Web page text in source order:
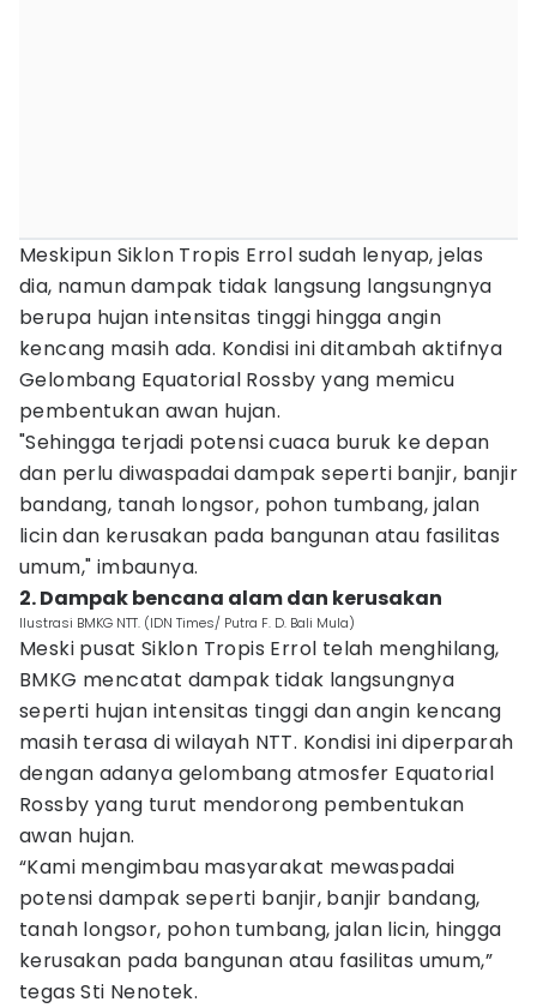
Meskipun Siklon Tropis Errol sudah lenyap, jelas
dia, namun dampak tidak langsung langsungnya
berupa hujan intensitas tinggi hingga angin
kencang masih ada. Kondisi ini ditambah aktifnya
Gelombang Equatorial Rossby yang memicu
pembentukan awan hujan.
"Sehingga terjadi potensi cuaca buruk ke depan
dan perlu diwaspadai dampak seperti banjir, banjir
bandang, tanah longsor, pohon tumbang, jalan
licin dan kerusakan pada bangunan atau fasilitas
umum," imbaunya.
2. Dampak bencana alam dan kerusakan
Ilustrasi BMKG NTT. (IDN Times/ Putra F. D. Bali Mula)
Meski pusat Siklon Tropis Errol telah menghilang,
BMKG mencatat dampak tidak langsungnya
seperti hujan intensitas tinggi dan angin kencang
masih terasa di wilayah NTT. Kondisi ini diperparah
dengan adanya gelombang atmosfer Equatorial
Rossby yang turut mendorong pembentukan
awan hujan.
“Kami mengimbau masyarakat mewaspadai
potensi dampak seperti banjir, banjir bandang,
tanah longsor, pohon tumbang, jalan licin, hingga
kerusakan pada bangunan atau fasilitas umum,”
tegas Sti Nenotek.